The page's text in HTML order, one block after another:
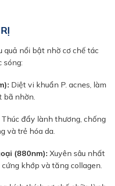
quả nổi bật nhờ cơ chế tác
sóng:
Diệt vi khuẩn P. acnes, làm
bã nhờn.
Thúc đẩy lành thương, chống
và trẻ hóa da.
(880nm): Xuyên sâu nhất
khớp và tăng collagen.